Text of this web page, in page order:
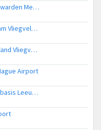
Ambulancehelikopter naar Leeuwarden Medical Center Heliport
Politiehelikopter naar Amsterdam Vliegveld Schiphol
Ambulancehelikopter naar Ameland Vliegveld Ballum
Airport
Ambulancehelikopter naar Vliegbasis Leeuwarden